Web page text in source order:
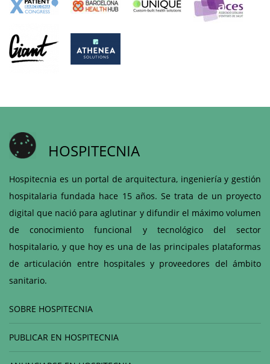
HOSPITECNIA
Hospitecnia es un portal de arquitectura, ingeniería y gestión
hospitalaria fundada hace 15 años. Se trata de un proyecto
digital que nació para aglutinar y difundir el máximo volumen
de conocimiento funcional y tecnológico del sector
hospitalario, y que hoy es una de las principales plataformas
de articulación entre hospitales y proveedores del ámbito
sanitario.
SOBRE HOSPITECNIA
PUBLICAR EN HOSPITECNIA